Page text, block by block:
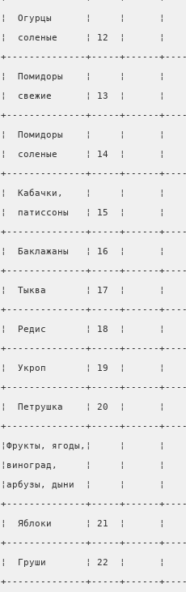
¦  Огурцы      ¦     ¦
¦  соленые     ¦ 12  ¦
+--------------+-----+------
¦  Помидоры    ¦     ¦
¦  свежие      ¦ 13  ¦
+--------------+-----+------
¦  Помидоры    ¦     ¦
¦  соленые     ¦ 14  ¦
+--------------+-----+------
¦  Кабачки,    ¦     ¦
¦  патиссоны   ¦ 15  ¦
+--------------+-----+------
¦  Баклажаны   ¦ 16  ¦
+--------------+-----+------
¦  Тыква       ¦ 17  ¦
+--------------+-----+------
¦  Редис       ¦ 18  ¦
+--------------+-----+------
¦  Укроп       ¦ 19  ¦
+--------------+-----+------
¦  Петрушка    ¦ 20  ¦
+--------------+-----+------
¦Фрукты, ягоды,¦     ¦
¦виноград,     ¦     ¦
¦арбузы, дыни  ¦     ¦
+--------------+-----+------
¦  Яблоки      ¦ 21  ¦
+--------------+-----+------
¦  Груши       ¦ 22  ¦
+--------------+-----+------